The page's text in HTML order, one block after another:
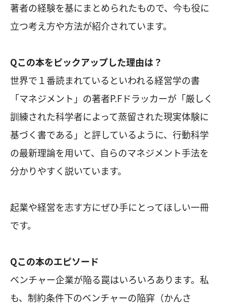
著者の経験を基にまとめられたもので、今も役に
立つ考え方や方法が紹介されています。
Qこの本をピックアップした理由は？
世界で１番読まれているといわれる経営学の書
「マネジメント」の著者P.Fドラッカーが「厳しく
訓練された科学者によって蒸留された現実体験に
基づく書である」と評しているように、行動科学
の最新理論を用いて、自らのマネジメント手法を
分かりやすく説いています。
起業や経営を志す方にぜひ手にとってほしい一冊
です。
Qこの本のエピソード
ベンチャー企業が陥る罠はいろいろあります。私
も、制約条件下のベンチャーの陥穽（かんさ